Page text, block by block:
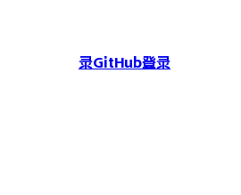
录GitHub登录